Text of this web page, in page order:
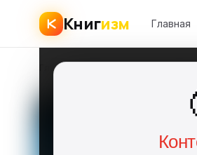
Книгизм Главная
Главная